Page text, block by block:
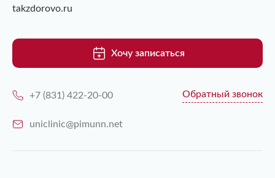
takzdorovo.ru
Хочу записаться
+7 (831) 422-20-00 Обратный звонок
uniclinic@pimunn.net